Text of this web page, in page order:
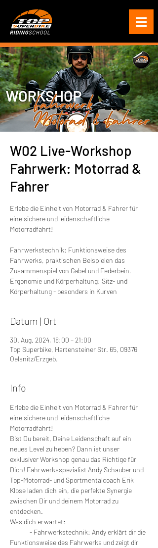
W02 Live-Workshop
Fahrwerk: Motorrad &
Fahrer
Erlebe die Einheit von Motorrad & Fahrer für
eine sichere und leidenschaftliche
Motorradfahrt!
Fahrwerkstechnik: Funktionsweise des
Fahrwerks, praktischen Beispielen das
Zusammenspiel von Gabel und Federbein.
Ergonomie und Körperhaltung: Sitz- und
Körperhaltung - besonders in Kurven
Datum | Ort
30. Aug. 2024, 18:00 – 21:00
Top Superbike, Hartensteiner Str. 65, 09376
Oelsnitz/Erzgeb.
Info
Erlebe die Einheit von Motorrad & Fahrer für
eine sichere und leidenschaftliche
Motorradfahrt!
Bist Du bereit, Deine Leidenschaft auf ein
neues Level zu heben? Dann ist unser
exklusiver Workshop genau das Richtige für
Dich! Fahrwerksspezialist Andy Schauber und
Top-Motorrad- und Sportmentalcoach Erik
Klose laden dich ein, die perfekte Synergie
zwischen Dir und deinem Motorrad zu
entdecken.
Was dich erwartet:
Funktionsweise des Fahrwerks und zeigt dir